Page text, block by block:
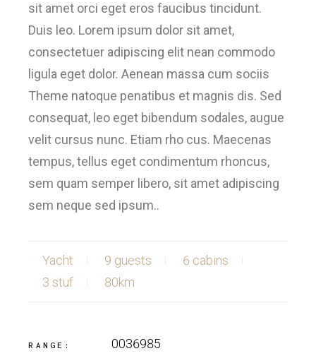
sit amet orci eget eros faucibus tincidunt.
Duis leo. Lorem ipsum dolor sit amet,
consectetuer adipiscing elit nean commodo
ligula eget dolor. Aenean massa cum sociis
Theme natoque penatibus et magnis dis. Sed
consequat, leo eget bibendum sodales, augue
velit cursus nunc. Etiam rho cus. Maecenas
tempus, tellus eget condimentum rhoncus,
sem quam semper libero, sit amet adipiscing
sem neque sed ipsum..
Yacht 9 guests
6 cabins
3 stuf
80km
RANGE: 0036985